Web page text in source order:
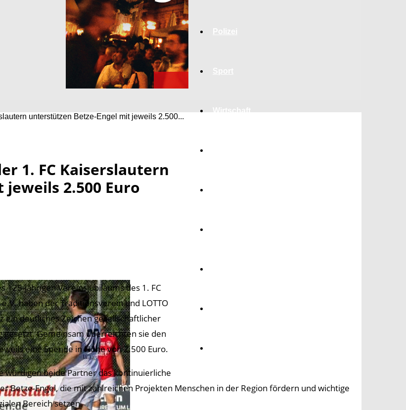
Wirtschaft
unterstützen Betze-Engel mit jeweils 2.500...
1. FC Kaiserslautern
2.500 Euro
125-jährigen Vereinsjubiläums des 1. FC
haben der Traditionsverein und LOTTO
ein deutliches Zeichen gesellschaftlicher
gesetzt. Gemeinsam überreichten sie den
eine Spende in Höhe von 2.500 Euro.
würdigen beide Partner das kontinuierliche
Betze-Engel, die mit zahlreichen Projekten Menschen in der Region fördern und wichtige
Bereich setzen.